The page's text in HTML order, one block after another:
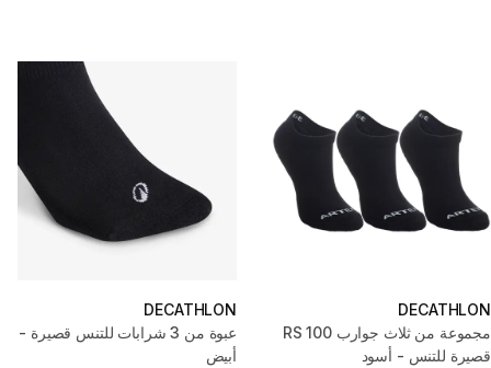
DECATHLON
مجموعة من ثلاث جوارب RS 100
قصيرة للتنس - أسود
DECATHLON
عبوة من 3 شرابات للتنس قصيرة -
أبيض